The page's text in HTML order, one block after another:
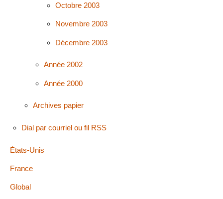
Octobre 2003
Novembre 2003
Décembre 2003
Année 2002
Année 2000
Archives papier
Dial par courriel ou fil RSS
États-Unis
France
Global